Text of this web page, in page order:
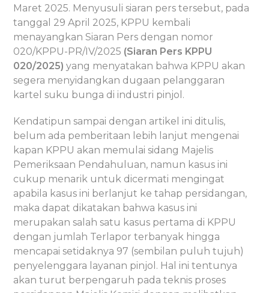
Maret 2025. Menyusuli siaran pers tersebut, pada
tanggal 29 April 2025, KPPU kembali
menayangkan Siaran Pers dengan nomor
020/KPPU-PR/IV/2025 (Siaran Pers KPPU
020/2025) yang menyatakan bahwa KPPU akan
segera menyidangkan dugaan pelanggaran
kartel suku bunga di industri pinjol.
Kendatipun sampai dengan artikel ini ditulis,
belum ada pemberitaan lebih lanjut mengenai
kapan KPPU akan memulai sidang Majelis
Pemeriksaan Pendahuluan, namun kasus ini
cukup menarik untuk dicermati mengingat
apabila kasus ini berlanjut ke tahap persidangan,
maka dapat dikatakan bahwa kasus ini
merupakan salah satu kasus pertama di KPPU
dengan jumlah Terlapor terbanyak hingga
mencapai setidaknya 97 (sembilan puluh tujuh)
penyelenggara layanan pinjol. Hal ini tentunya
akan turut berpengaruh pada teknis proses